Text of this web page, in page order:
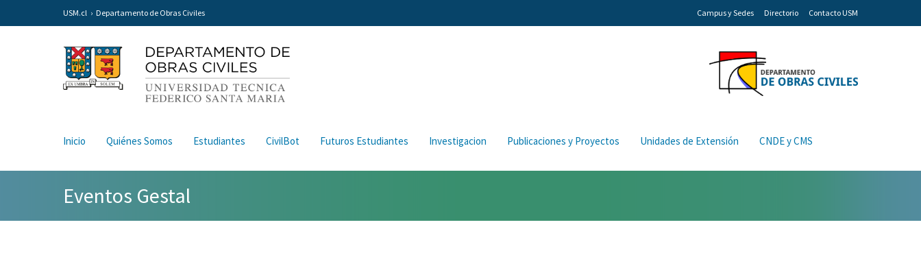
USM.cl Departamento de Obras Civiles Campus y Sedes Directorio Contacto USM
Inicio Quiénes Somos Estudiantes CivilBot Futuros Estudiantes Investigacion Publicaciones y Proyectos Unidades de Extensión CNDE y CMS
Eventos Gestal